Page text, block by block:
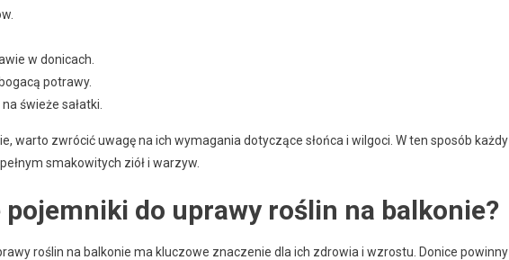
w donicach.
potrawy.
świeże sałatki.
warto zwrócić uwagę na ich wymagania dotyczące słońca i wilgoci. W ten sposób każdy
smakowitych ziół i warzyw.
pojemniki do uprawy roślin na balkonie?
roślin na balkonie ma kluczowe znaczenie dla ich zdrowia i wzrostu. Donice powinny